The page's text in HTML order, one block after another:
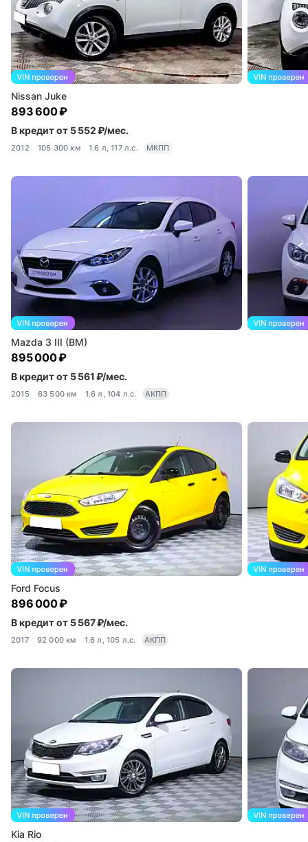
Nissan Juke
893 600 ₽
В кредит от 5 552 ₽/мес.
2012 105 300 км 1.6 л, 117 л.с. МКПП
Mazda 3 III (BM)
895 000 ₽
В кредит от 5 561 ₽/мес.
2015 63 500 км 1.6 л, 104 л.с. АКПП
Ford Focus
896 000 ₽
В кредит от 5 567 ₽/мес.
2017 92 000 км 1.6 л, 105 л.с. АКПП
Kia Rio